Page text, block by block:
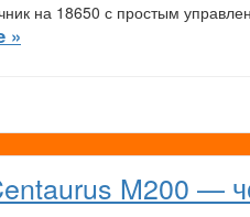
на 18650 с простым
»
M200 —